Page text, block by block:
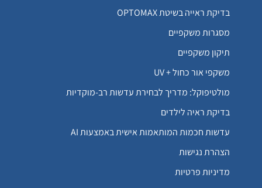
בדיקת ראייה בשיטת OPTOMAX
מסגרות משקפיים
תיקון משקפיים
משקפי אור כחול + UV
מולטיפוקל: מדריך לבחירת עדשות רב-מוקדיות
בדיקת ראיה לילדים
עדשות חכמות המותאמות אישית באמצעות AI
הצהרת נגישות
מדיניות פרטיות